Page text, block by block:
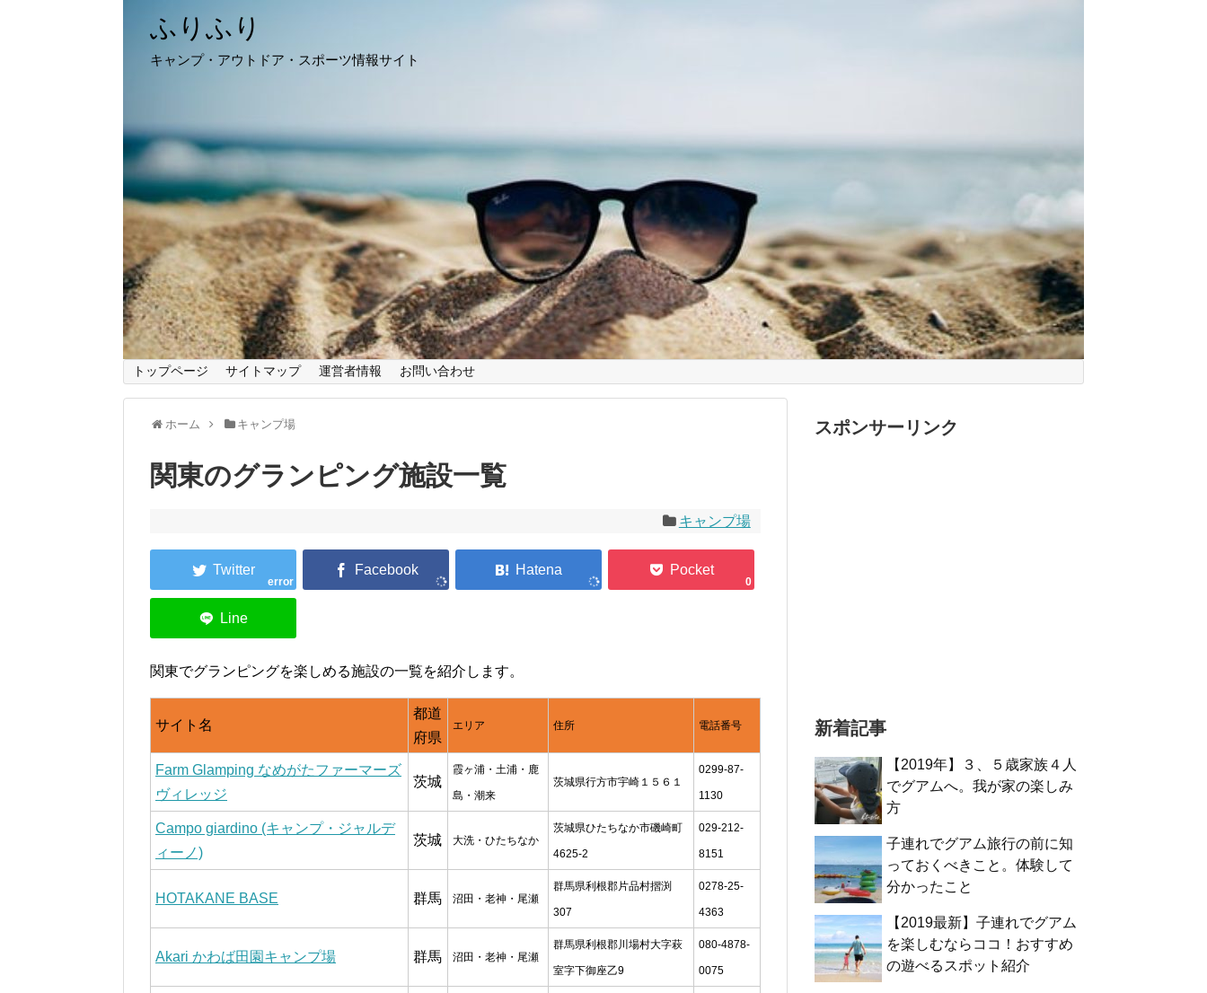
ふりふり
キャンプ・アウトドア・スポーツ情報サイト
トップページ サイトマップ 運営者情報 お問い合わせ
ホーム キャンプ場
関東のグランピング施設一覧
キャンプ場
error 0
関東でグランピングを楽しめる施設の一覧を紹介します。
サイト名
都道
府県
エリア 住所 電話番号
Farm Glamping なめがたファーマーズ
ヴィレッジ
茨城
霞ヶ浦・土浦・鹿
島・潮来
茨城県行方市宇崎１５６１
0299-87-
1130
Campo giardino (キャンプ・ジャルデ
ィーノ)
茨城 大洗・ひたちなか
茨城県ひたちなか市磯崎町
4625-2
029-212-
8151
HOTAKANE BASE 群馬 沼田・老神・尾瀬
群馬県利根郡片品村摺渕
307
0278-25-
4363
Akari かわば田園キャンプ場 群馬 沼田・老神・尾瀬
群馬県利根郡川場村大字萩
室字下御座乙9
080-4878-
0075
スポンサーリンク
新着記事
【2019年】３、５歳家族４人
でグアムへ。我が家の楽しみ
方
子連れでグアム旅行の前に知
っておくべきこと。体験して
分かったこと
【2019最新】子連れでグアム
を楽しむならココ！おすすめ
の遊べるスポット紹介